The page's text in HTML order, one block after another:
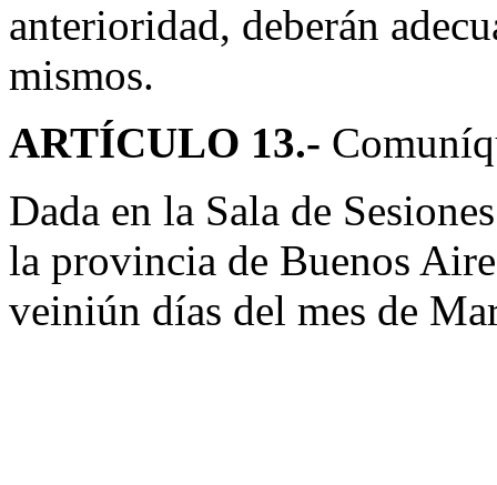
anterioridad, deberán
mismos.
ARTÍCULO 13.-
Dada en la Sala de
la provincia de Buenos
veiniún días del mes de